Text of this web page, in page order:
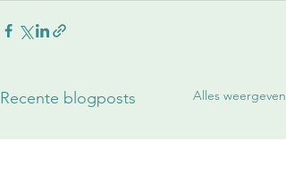
Recente blogposts Alles weergeven